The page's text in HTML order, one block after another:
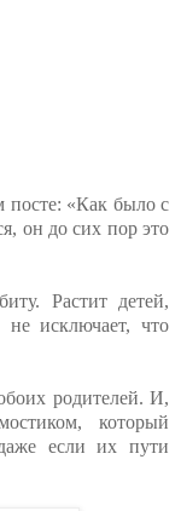
посте: «Как было с
он до сих пор это
Растит детей,
не исключает, что
родителей. И,
который
если их пути